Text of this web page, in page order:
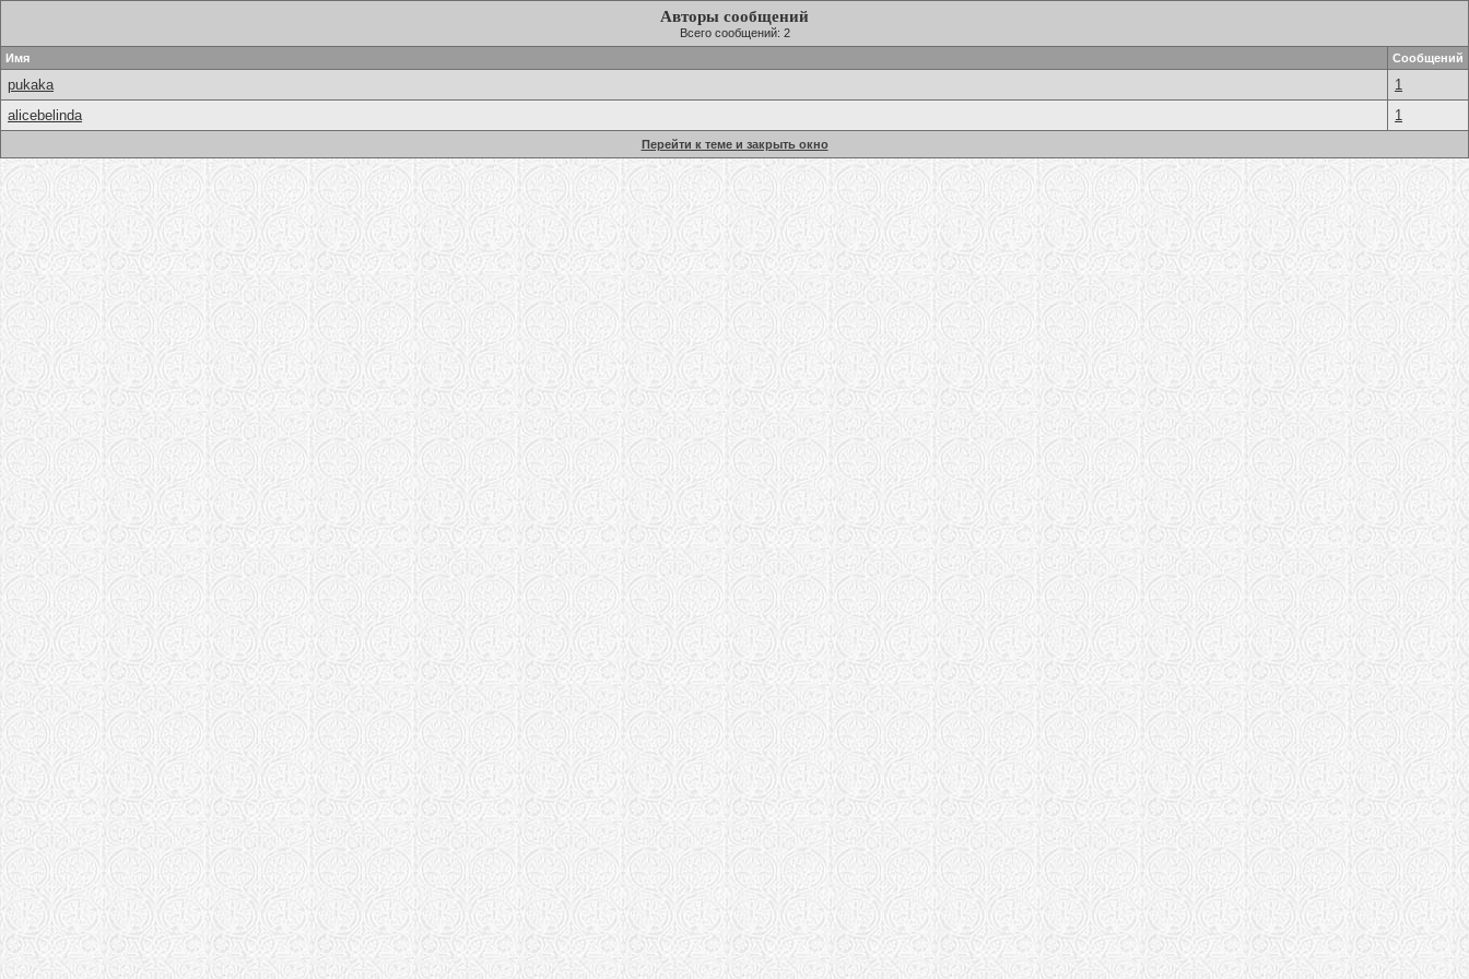
Авторы сообщений
Всего сообщений: 2
Имя
Сообщений
pukaka
1
alicebelinda
1
Перейти к теме и закрыть окно